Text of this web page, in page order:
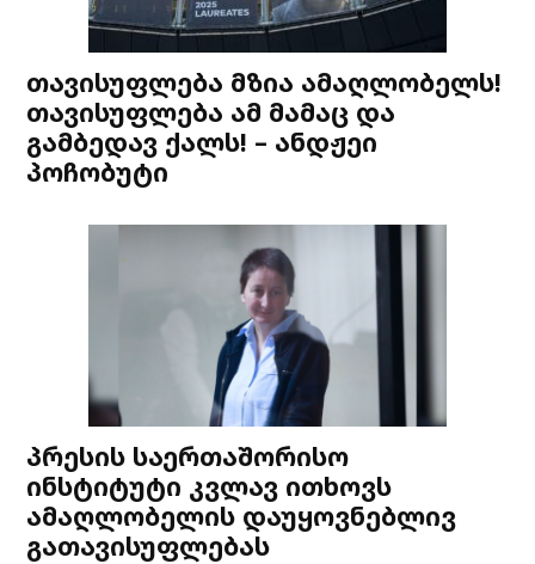
თავისუფლება მზია ამაღლობელს!
თავისუფლება ამ მამაც და
გამბედავ ქალს! – ანდჟეი
პოჩობუტი
პრესის საერთაშორისო
ინსტიტუტი კვლავ ითხოვს
ამაღლობელის დაუყოვნებლივ
გათავისუფლებას